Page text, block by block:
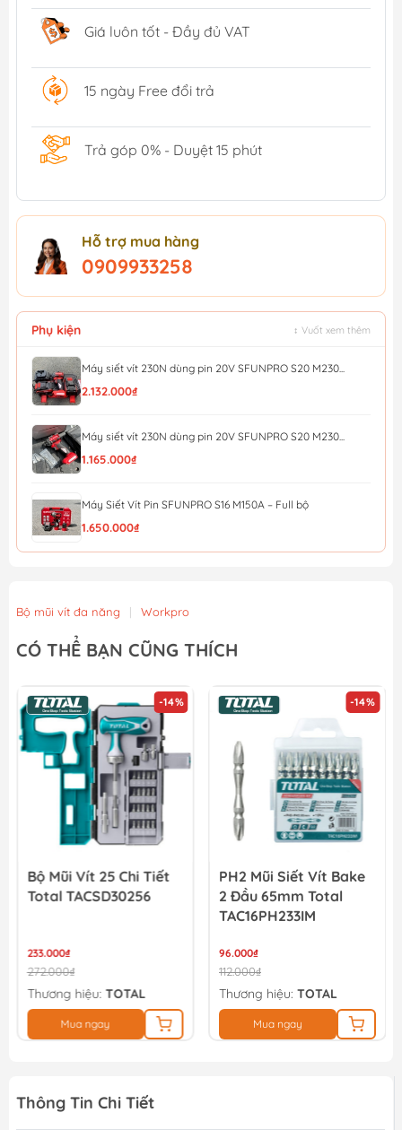
Giá luôn tốt - Đầy đủ VAT
15 ngày Free đổi trả
Trả góp 0% - Duyệt 15 phút
Hỗ trợ mua hàng
0909933258
Phụ kiện ↕ Vuốt xem thêm
Máy siết vít 230N dùng pin 20V SFUNPRO S20 M230...
2.132.000₫
Máy siết vít 230N dùng pin 20V SFUNPRO S20 M230...
1.165.000₫
Máy Siết Vít Pin SFUNPRO S16 M150A – Full bộ
1.650.000₫
Máy siết vít pin 20V/230N.m YUPAI YP20-W230M (full bộ)
2.268.000₫
Máy siết vít pin 20V/230N.m YUPAI YP20-W230M (thân
máy)
1.239.000₫
Bộ mũi vít đa năng | Workpro
CÓ THỂ BẠN CŨNG THÍCH
-14%
Bộ Mũi Vít 25 Chi Tiết
Total TACSD30256
233.000₫
272.000₫
Thương hiệu: TOTAL
Mua ngay
-14%
PH2 Mũi Siết Vít Bake
2 Đầu 65mm Total
TAC16PH233IM
96.000₫
112.000₫
Thương hiệu: TOTAL
Mua ngay
Thông Tin Chi Tiết